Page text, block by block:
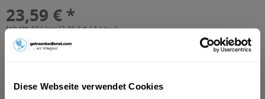
Diese Webseite verwendet Cookies
23,59 € *
Inhalt:10 Liter (2,36 € * / 1 Liter)
inkl. MwSt. ggf. zzgl. Erschwerniszuschlag
Vorrätig
+3,10 € Pfand